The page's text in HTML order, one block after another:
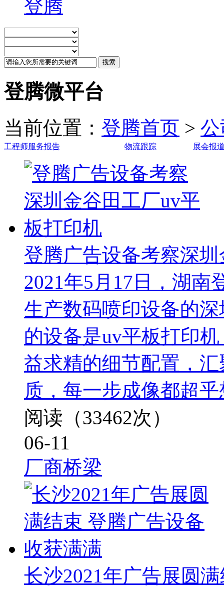
登腾
登腾微平台
当前位置： 登腾首页 >
工程师服务报告 物流跟踪 展会报
登腾广告设备考察深
2021年5月17日，湖南
生产数码喷印设备的
的设备是uv平板打印
益求精的细节配置，
质，每一步成像都超
阅读（33462次）
06-11
厂商桥梁
长沙2021年广告展圆